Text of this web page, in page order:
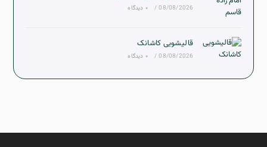
08/08/2026
/ ۰ دیدگاه
قالیشویی کاشانک
08/08/2026
/ ۰ دیدگاه